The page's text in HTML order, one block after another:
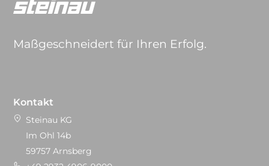
Maßgeschneidert für Ihren Erfolg.
Kontakt
Steinau KG
Im Ohl 14b
59757 Arnsberg